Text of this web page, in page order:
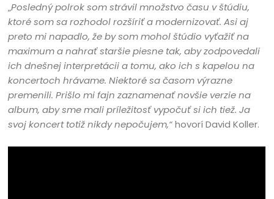
„Posledný polrok som strávil množstvo času v štúdiu,
ktoré som sa rozhodol rozšíriť a modernizovať. Asi aj
preto mi napadlo, že by som mohol štúdio vyťažiť na
maximum a nahrať staršie piesne tak, aby zodpovedali
ich dnešnej interpretácii a tomu, ako ich s kapelou na
koncertoch hrávame. Niektoré sa časom výrazne
premenili. Prišlo mi fajn zaznamenať novšie verzie na
album, aby sme mali príležitosť vypočuť si ich tiež. Ja
svoj koncert totiž nikdy nepočujem,“hovorí David Koller.